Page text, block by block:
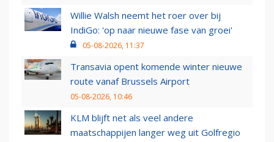
Willie Walsh neemt het roer over bij
IndiGo: 'op naar nieuwe fase van groei'
05-08-2026, 11:37
Transavia opent komende winter nieuwe
route vanaf Brussels Airport
05-08-2026, 10:46
KLM blijft net als veel andere
maatschappijen langer weg uit Golfregio